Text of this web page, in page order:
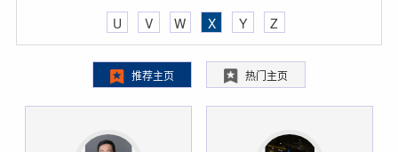
U
V W X Y Z
推荐主页 热门主页